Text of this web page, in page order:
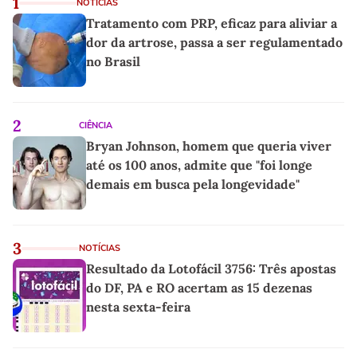
NOTÍCIAS
Tratamento com PRP, eficaz para aliviar a
dor da artrose, passa a ser regulamentado
no Brasil
2 CIÊNCIA
Bryan Johnson, homem que queria viver
até os 100 anos, admite que "foi longe
demais em busca pela longevidade"
3 NOTÍCIAS
Resultado da Lotofácil 3756: Três apostas
do DF, PA e RO acertam as 15 dezenas
nesta sexta-feira